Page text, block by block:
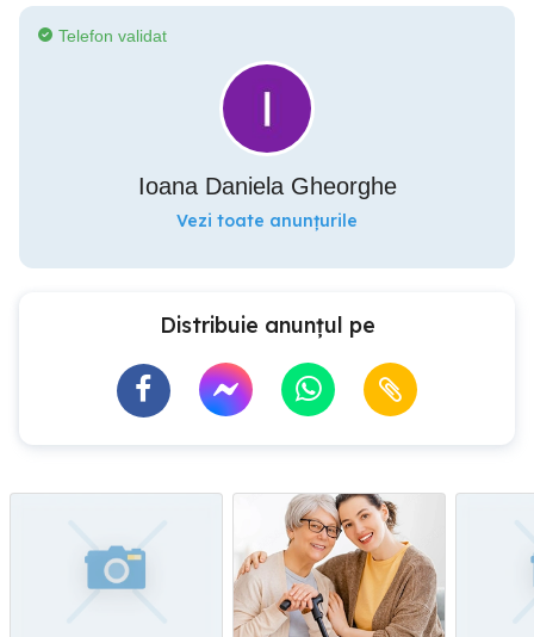
Telefon validat
Ioana Daniela Gheorghe
Vezi toate anunțurile
Distribuie anunțul pe